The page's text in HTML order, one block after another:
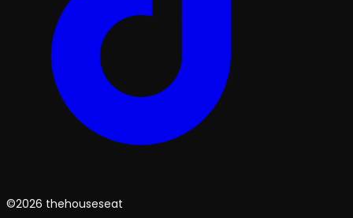
©2026 thehouseseat